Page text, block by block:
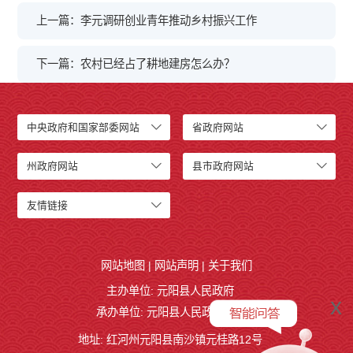
上一篇：李元调研创业青年推动乡村振兴工作
下一篇：农村已经占了耕地建房怎么办？
中央政府和国家部委网站 省政府网站
州政府网站 县市政府网站
友情链接
x
网站地图 | 网站声明 | 关于我们
主办单位: 元阳县人民政府
承办单位: 元阳县人民政府办公室
地址: 红河州元阳县南沙镇元桂路12号